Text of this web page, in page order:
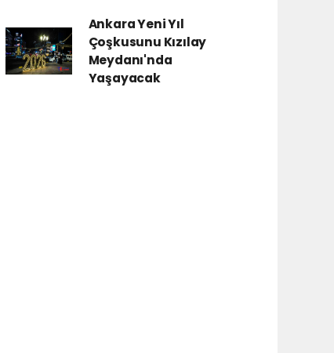
Ankara Yeni Yıl
Çoşkusunu Kızılay
Meydanı'nda
Yaşayacak